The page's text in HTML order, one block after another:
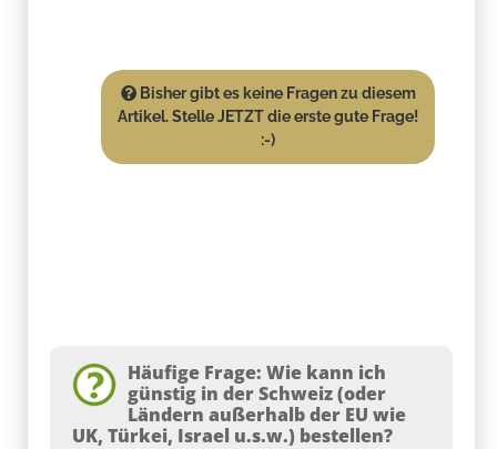
Bisher gibt es keine Fragen zu diesem
Artikel. Stelle JETZT die erste gute Frage!
:-)
Häufige Frage: Wie kann ich
günstig in der Schweiz (oder
Ländern außerhalb der EU wie
UK, Türkei, Israel u.s.w.) bestellen?